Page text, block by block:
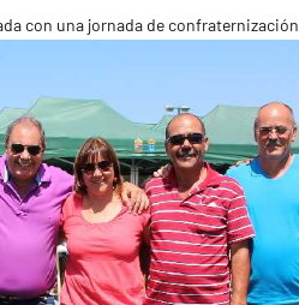
con una jornada de confraternización